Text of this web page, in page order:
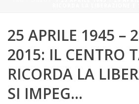
25 APRILE 1945 –
2015: IL CENTRO
RICORDA LA
SI IMPEG…